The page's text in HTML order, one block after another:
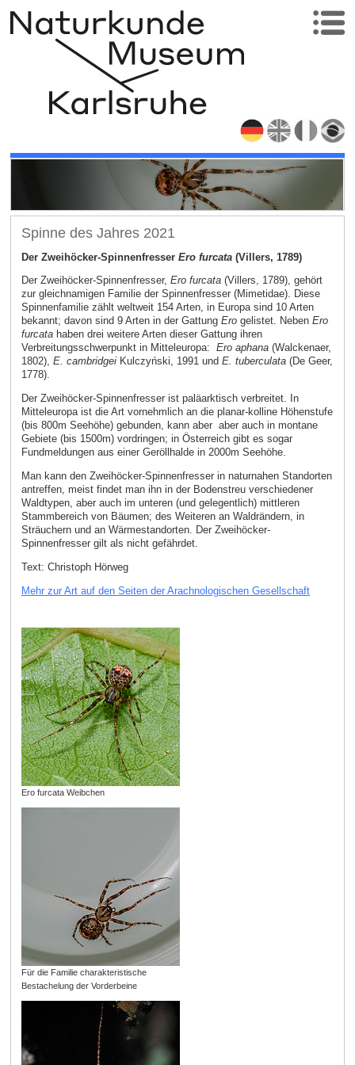
Spinne des Jahres 2021
Der Zweihöcker-Spinnenfresser Ero furcata (Villers, 1789)
Der Zweihöcker-Spinnenfresser, Ero furcata(Villers, 1789), gehört
zur gleichnamigen Familie der Spinnenfresser (Mimetidae). Diese
Spinnenfamilie zählt weltweit 154 Arten, in Europa sind 10 Arten
bekannt; davon sind 9 Arten in der Gattung Ero gelistet. Neben Ero
furcatahaben drei weitere Arten dieser Gattung ihren
Verbreitungsschwerpunkt in Mitteleuropa: Ero aphana(Walckenaer,
1802), E. cambridgei Kulczyński, 1991 und E. tuberculata(De Geer,
1778).
Der Zweihöcker-Spinnenfresser ist paläarktisch verbreitet. In
Mitteleuropa ist die Art vornehmlich an die planar-kolline Höhenstufe
(bis 800m Seehöhe) gebunden, kann aber aber auch in montane
Gebiete (bis 1500m) vordringen; in Österreich gibt es sogar
Fundmeldungen aus einer Geröllhalde in 2000m Seehöhe.
Man kann den Zweihöcker-Spinnenfresser in naturnahen Standorten
antreffen, meist findet man ihn in der Bodenstreu verschiedener
Waldtypen, aber auch im unteren (und gelegentlich) mittleren
Stammbereich von Bäumen; des Weiteren an Waldrändern, in
Sträuchern und an Wärmestandorten. Der Zweihöcker-
Spinnenfresser gilt als nicht gefährdet.
Text: Christoph Hörweg
Mehr zur Art auf den Seiten der Arachnologischen Gesellschaft
Ero furcata Weibchen
Für die Familie charakteristische
Bestachelung der Vorderbeine